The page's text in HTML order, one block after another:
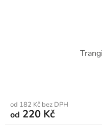
od 182 Kč bez DPH
od 220 Kč